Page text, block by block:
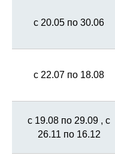
с 20.05 по 30.06
с 22.07 по 18.08
с 19.08 по 29.09 , с
26.11 по 16.12